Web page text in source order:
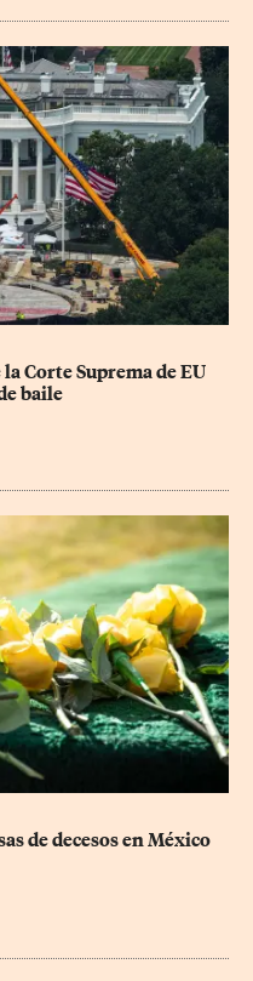
Corte Suprema de EU
baile
de decesos en México